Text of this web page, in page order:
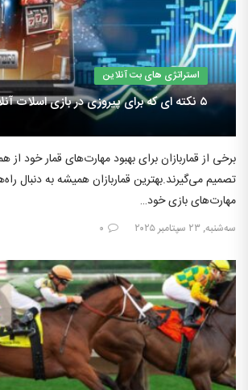
استراتژی های بت آنلاین
۵ نکته ای که برای پیروزی در بازی اسلات آنلاین باید بدانید
برخی از قماربازان برای بهبود مهارت‌های قمار خود از
تصمیم می‌گیرند.بهترین قماربازان همیشه به دنبال
مهارت‌های بازی خود…
سه‌شنبه, ۲۳ سپتامبر ۲۰۲۵ ۰